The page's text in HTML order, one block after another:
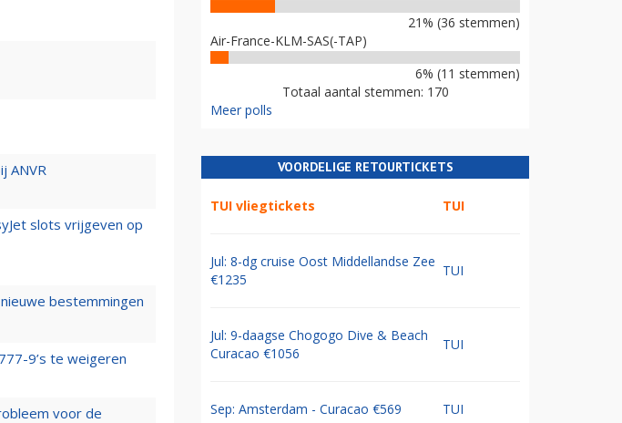
ANVR
slots vrijgeven op
bestemmingen
9’s te weigeren
voor de
21% (36 stemmen)
Air-France-KLM-SAS(-TAP)
6% (11 stemmen)
Totaal aantal stemmen: 170
Meer polls
VOORDELIGE RETOURTICKETS
TUI vliegtickets TUI
Jul: 8-dg cruise Oost Middellandse Zee
€1235
TUI
Jul: 9-daagse Chogogo Dive & Beach
Curacao €1056
TUI
Sep: Amsterdam - Curacao €569 TUI